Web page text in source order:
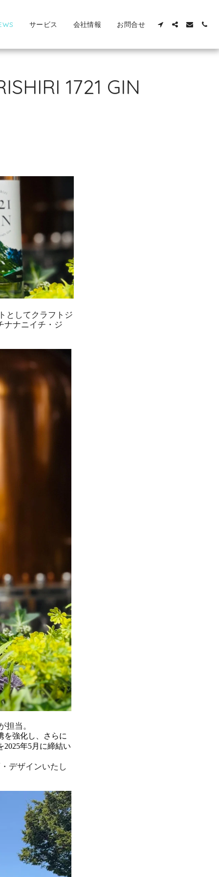
サービス 会社情報 お問合せ
1721 GIN
としてクラフトジ
ナナニイチ・ジ
当。
を強化し、さらに
年5月に締結い
デザインいたし